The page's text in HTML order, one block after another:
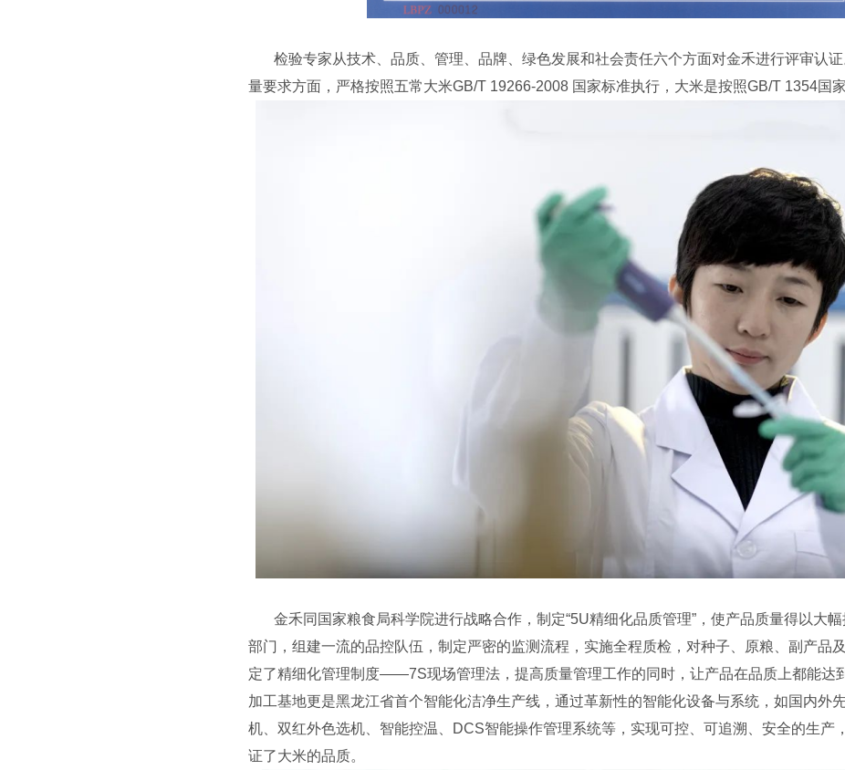
检验专家从技术、品质、管理、品牌、绿色发展和社会责任六个方面对金禾进行评审认
量要求方面，严格按照五常大米GB/T 19266-2008 国家标准执行，大米是按照GB/T 1354国家
金禾同国家粮食局科学院进行战略合作，制定“5U精细化品质管理”，使产品质量得以大
部门，组建一流的品控队伍，制定严密的监测流程，实施全程质检，对种子、原粮、副产品
定了精细化管理制度——7S现场管理法，提高质量管理工作的同时，让产品在品质上都能达
加工基地更是黑龙江省首个智能化洁净生产线，通过革新性的智能化设备与系统，如国内外
机、双红外色选机、智能控温、DCS智能操作管理系统等，实现可控、可追溯、安全的生产
证了大米的品质。